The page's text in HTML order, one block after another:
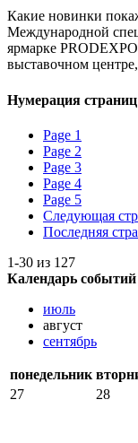
Какие новинки
Международной
ярмарке
выставочном
Нумерация страниц
Page 1
Page 2
Page 3
Page 4
Page 5
Следующая
Последняя
1-30 из 127
Календарь событий
июль
август
сентябрь
понедельник
27
28